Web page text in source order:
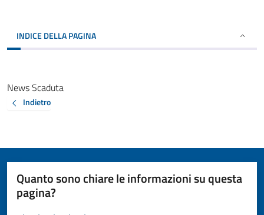
INDICE DELLA PAGINA
News Scaduta
Indietro
Quanto sono chiare le informazioni su questa
pagina?